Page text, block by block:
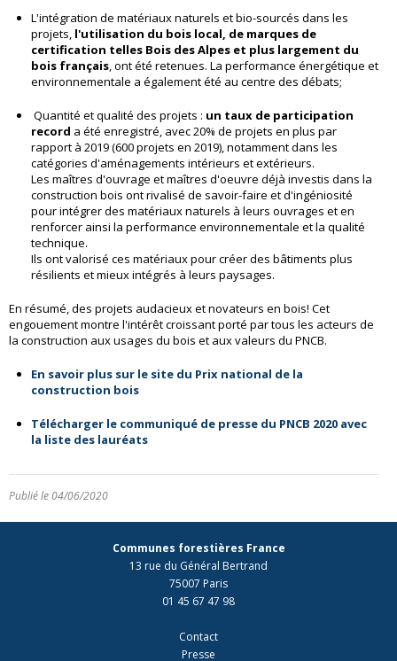
L'intégration de matériaux naturels et bio-sourcés dans les
projets, l'utilisation du bois local, de marques de
certification telles Bois des Alpes et plus largement du
bois français, ont été retenues. La performance énergétique et
environnementale a également été au centre des débats;
Quantité et qualité des projets : un taux de participation
record a été enregistré, avec 20% de projets en plus par
rapport à 2019 (600 projets en 2019), notamment dans les
catégories d'aménagements intérieurs et extérieurs.
Les maîtres d'ouvrage et maîtres d'oeuvre déjà investis dans la
construction bois ont rivalisé de savoir-faire et d'ingéniosité
pour intégrer des matériaux naturels à leurs ouvrages et en
renforcer ainsi la performance environnementale et la qualité
technique.
Ils ont valorisé ces matériaux pour créer des bâtiments plus
résilients et mieux intégrés à leurs paysages.
En résumé, des projets audacieux et novateurs en bois! Cet
engouement montre l'intérêt croissant porté par tous les acteurs de
la construction aux usages du bois et aux valeurs du PNCB.
En savoir plus sur le site du Prix national de la
construction bois
Télécharger le communiqué de presse du PNCB 2020 avec
la liste des lauréats
Publié le 04/06/2020
Communes forestières France
13 rue du Général Bertrand
75007 Paris
01 45 67 47 98
Contact
Presse